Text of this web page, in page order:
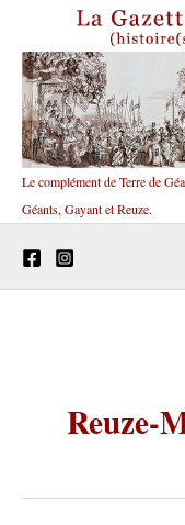
contenu
Le complément de Terre de
Géants, Gayant et Reuze.
Reuze-